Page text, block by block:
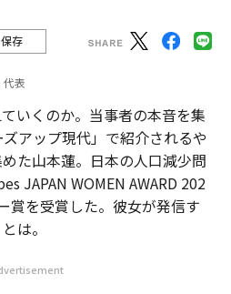
存
代表
いくのか。当事者の本音を集
アップ現代」で紹介されるや
た山本蓮。日本の人口減少問
JAPAN WOMEN AWARD 202
賞を受賞した。彼女が発信す
は。